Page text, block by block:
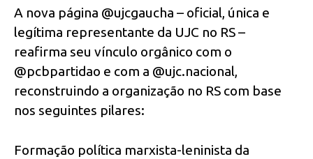
A nova página @ujcgaucha – oficial, única e
legítima representante da UJC no RS –
reafirma seu vínculo orgânico com o
@pcbpartidao e com a @ujc.nacional,
reconstruindo a organização no RS com base
nos seguintes pilares:
Formação política marxista-leninista da